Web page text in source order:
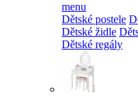
menu
Dětské postele
Dětské židle
Dětské regály